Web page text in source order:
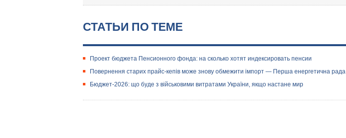
СТАТЬИ ПО ТЕМЕ
Проект бюджета Пенсионного фонда: на сколько хотят индексировать пенсии
Повернення старих прайс-кепів може знову обмежити імпорт — Перша енергетична рада
Бюджет-2026: що буде з військовими витратами України, якщо настане мир